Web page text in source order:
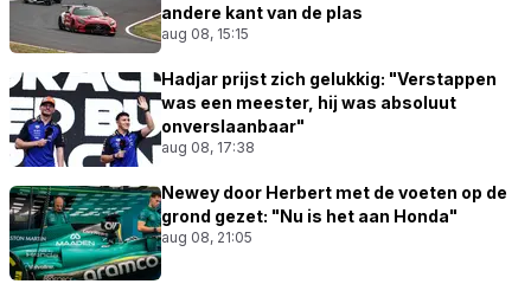
andere kant van de plas
aug 08, 15:15
Hadjar prijst zich gelukkig: "Verstappen
was een meester, hij was absoluut
onverslaanbaar"
aug 08, 17:38
Newey door Herbert met de voeten op de
grond gezet: "Nu is het aan Honda"
aug 08, 21:05